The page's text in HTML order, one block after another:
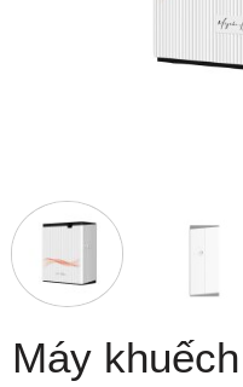
Máy